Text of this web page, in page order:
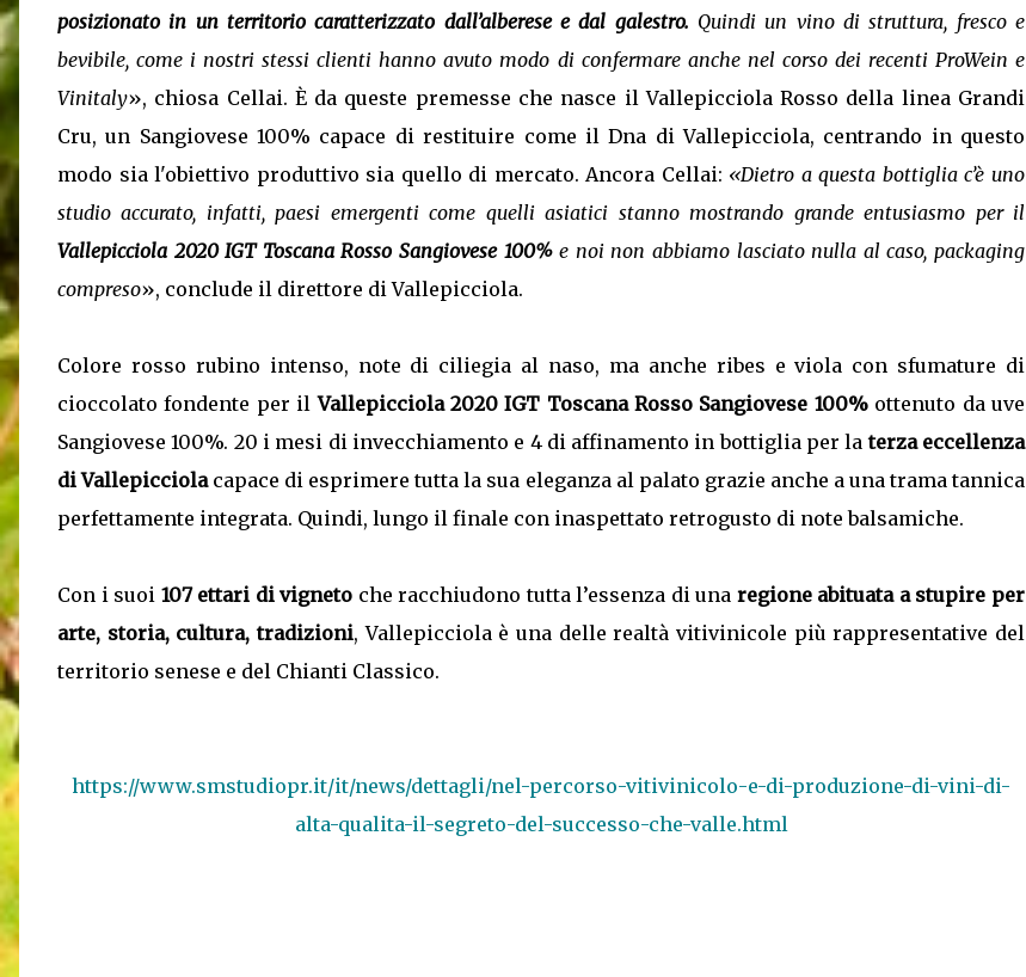
posizionato in un territorio caratterizzato dall’alberese e dal galestro. Quindi un vino di struttura, fresco e
bevibile, come i nostri stessi clienti hanno avuto modo di confermare anche nel corso dei recenti ProWein e
Vinitaly», chiosa Cellai. È da queste premesse che nasce il Vallepicciola Rosso della linea Grandi
Cru, un Sangiovese 100% capace di restituire come il Dna di Vallepicciola, centrando in questo
modo sia l'obiettivo produttivo sia quello di mercato. Ancora Cellai: «Dietro a questa bottiglia c’è uno
studio accurato, infatti, paesi emergenti come quelli asiatici stanno mostrando grande entusiasmo per il
Vallepicciola 2020 IGT Toscana Rosso Sangiovese 100%e noi non abbiamo lasciato nulla al caso, packaging
compreso», conclude il direttore di Vallepicciola.
Colore rosso rubino intenso, note di ciliegia al naso, ma anche ribes e viola con sfumature di
cioccolato fondente per ilVallepicciola 2020 IGT Toscana Rosso Sangiovese 100%ottenuto da uve
Sangiovese 100%. 20 i mesi di invecchiamento e 4 di affinamento in bottiglia per laterza eccellenza
di Vallepicciola capace di esprimere tutta la sua eleganza al palato grazie anche a una trama tannica
perfettamente integrata. Quindi, lungo il finale con inaspettato retrogusto di note balsamiche.
Con i suoi 107 ettari di vigneto che racchiudono tutta l’essenza di una regione abituata a stupire per
arte, storia, cultura, tradizioni, Vallepicciola è una delle realtà vitivinicole più rappresentative del
territorio senese e del Chianti Classico.
https://www.smstudiopr.it/it/news/dettagli/nel-percorso-vitivinicolo-e-di-produzione-di-vini-di-
alta-qualita-il-segreto-del-successo-che-valle.html